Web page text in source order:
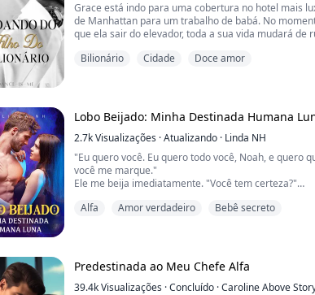
Grace está indo para uma cobertura no hotel mais
de Manhattan para um trabalho de babá. No
que ela sair do elevador, toda a sua vida mudará de
anos, tem um ar de orgulho sombrio, difícil de
Será que Gra...
Bilionário Cidade Doce amor
Lobo Beijado: Minha Destinada Humana
2.7kVisualizações ·Atualizando · Linda NH
"Eu quero você. Eu quero todo você, Noah, e quero
você me marque."
Ele me beija imediatamente. "Você tem certeza?"
Ele me beija novamente, então se levanta e tira as
pare, me diga e eu paro." Eu aceno com a c...
Alfa Amor verdadeiro Bebê secreto
Predestinada ao Meu Chefe Alfa
39.4kVisualizações ·Concluído ·Caroline Above